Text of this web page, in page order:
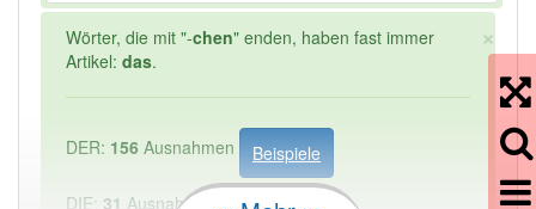
×
Wörter, die mit "-chen" enden, haben fast immer
Artikel: das.
DER: 156 Ausnahmen Beispiele
DIE: 31 Ausnahmen